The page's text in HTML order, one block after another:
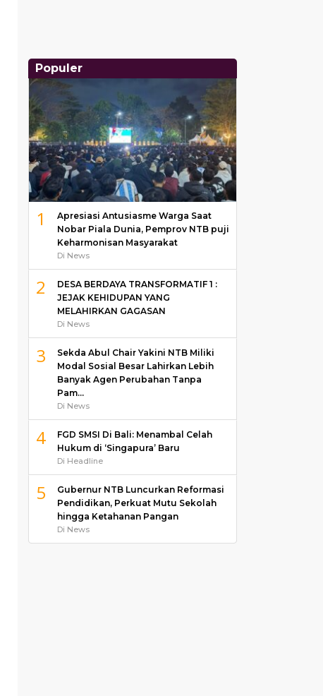
Populer
1
Apresiasi Antusiasme Warga Saat
Nobar Piala Dunia, Pemprov NTB puji
Keharmonisan Masyarakat
Di News
2
DESA BERDAYA TRANSFORMATIF 1 :
JEJAK KEHIDUPAN YANG
MELAHIRKAN GAGASAN
Di News
3
Sekda Abul Chair Yakini NTB Miliki
Modal Sosial Besar Lahirkan Lebih
Banyak Agen Perubahan Tanpa
Pam…
Di News
4
FGD SMSI Di Bali: Menambal Celah
Hukum di ‘Singapura’ Baru
Di Headline
5
Gubernur NTB Luncurkan Reformasi
Pendidikan, Perkuat Mutu Sekolah
hingga Ketahanan Pangan
Di News